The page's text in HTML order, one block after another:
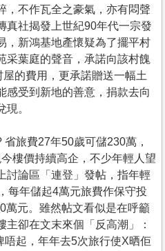
，不作瓦全之豪氣，亦有悶聲
真社揭發上世紀90年代一宗發
，新鴻基地產懷疑為了擺平村
采葉庭的聲音，承諾向該村餽
的費用，更承諾贈送一幅土
感受到新地的善意，捐款去向
。
省旅費27年50歲可儲230萬，
樓價持續高企，不少年輕人望
討論區「連登」發帖，指年輕
每年儲起4萬元旅費作保守投
萬元。雖然帖文看似是在呼籲
卻在文末來個「反高潮」：
唔起，年年去5次旅行使X晒佢